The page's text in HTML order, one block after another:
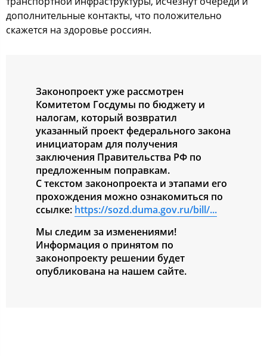
дополнительные контакты, что положительно
скажется на здоровье россиян.
Законопроект уже рассмотрен
Комитетом Госдумы по бюджету и
налогам, который возвратил
указанный проект федерального закона
инициаторам для получения
заключения Правительства РФ по
предложенным поправкам.
С текстом законопроекта и этапами его
прохождения можно ознакомиться по
ссылке: https://sozd.duma.gov.ru/bill/...
Мы следим за изменениями!
Информация о принятом по
законопроекту решении будет
опубликована на нашем сайте.